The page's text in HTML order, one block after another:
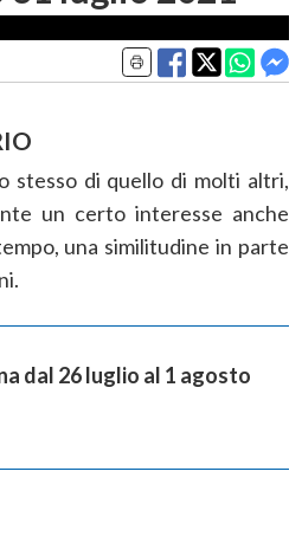
stesso di quello di molti altri,
un certo interesse anche
una similitudine in parte
dal 26 luglio al 1 agosto